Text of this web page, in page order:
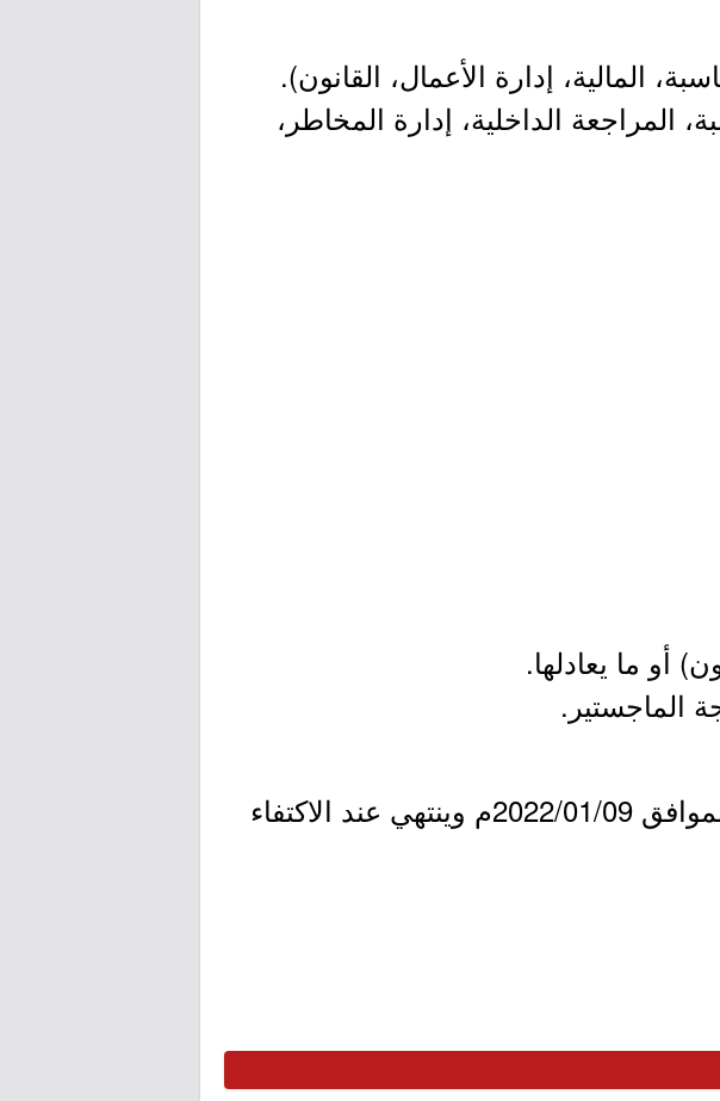
المالية، إدارة الأعمال، القانون).
المراجعة الداخلية، إدارة المخاطر،
أو ما يعادلها.
- التقديم مُتاح الآن بدأ اليوم الأحد بتاريخ 1443/06/06هـ الموافق 2022/01/09م وينتهي عند الاكتفاء